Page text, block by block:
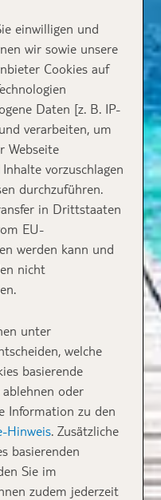
einwilligen und
wir sowie unsere
Cookies auf
Daten [z. B. IP-
verarbeiten, um
Webseite
vorzuschlagen
durchzuführen.
in Drittstaaten
EU-
werden kann und
nicht
unter
welche
basierende
oder
Information zu den
Hinweis. Zusätzliche
basierenden
Sie im
zudem jederzeit